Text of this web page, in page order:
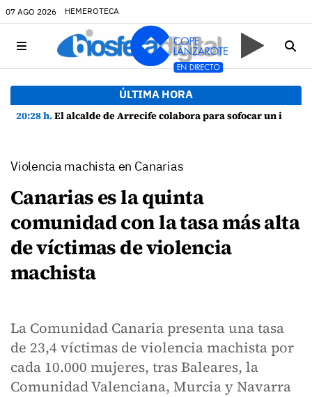
07 AGO 2026 HEMEROTECA
ÚLTIMA HORA
20:28 h.El alcalde de Arrecife colabora para sofocar un incendio en una vivienda de Playa Honda
Violencia machista en Canarias
Canarias es la quinta
comunidad con la tasa más alta
de víctimas de violencia
machista
La Comunidad Canaria presenta una tasa
de 23,4 víctimas de violencia machista por
cada 10.000 mujeres, tras Baleares, la
Comunidad Valenciana, Murcia y Navarra